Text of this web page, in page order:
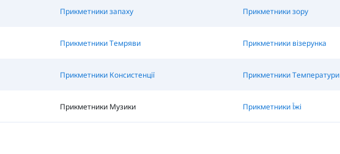
Прикметники запаху Прикметники зору
Прикметники Темряви Прикметники візерунка
Прикметники Консистенції Прикметники Температури
Прикметники Музики Прикметники Їжі